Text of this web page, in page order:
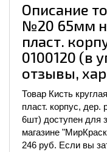
Описание
№20 65мм
пласт.
0100120 (в
отзывы,
Товар Кисть
пласт. корпус, дер.
6шт) доступен для
магазине
246 руб. Если вы